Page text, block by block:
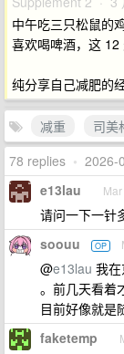
中午吃三只松鼠的
喜欢喝啤酒，这
纯分享自己减肥的
减重 司美
78 replies • 2026-
e13lau
请问一下一针
soouu OP
@e13lau 我
。前几天看着
目前好像就是
faketemp